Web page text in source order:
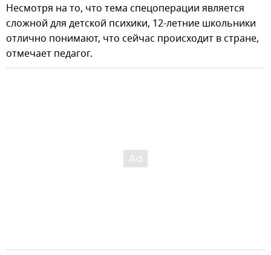
Несмотря на то, что тема спецоперации является
сложной для детской психики, 12-летние школьники
отлично понимают, что сейчас происходит в стране,
отмечает педагог.